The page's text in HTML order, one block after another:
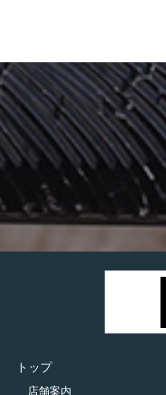
トップ
店舗案内